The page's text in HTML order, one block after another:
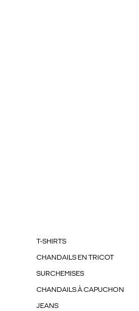
T-SHIRTS
CHANDAILS EN TRICOT
SURCHEMISES
CHANDAILS À CAPUCHON
JEANS